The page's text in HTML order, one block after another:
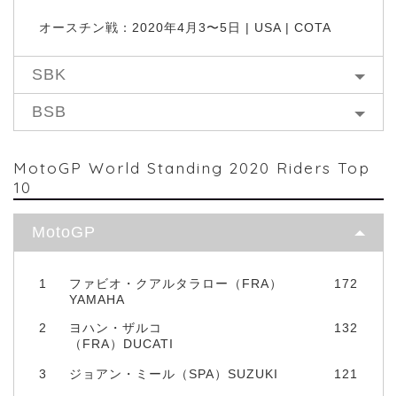
オースチン戦：2020年4月3〜5日 | USA | COTA
SBK
BSB
MotoGP World Standing 2020 Riders Top
10
MotoGP
1
ファビオ・クアルタラロー（FRA）
YAMAHA
172
2
ヨハン・ザルコ
（FRA）DUCATI
132
3 ジョアン・ミール（SPA）SUZUKI 121